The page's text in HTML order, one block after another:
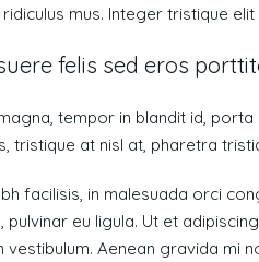
mus. Integer tristique
felis sed eros
tempor in blandit id,
tristique at nisl at, pharetra
facilisis, in malesuada orci
pulvinar eu ligula. Ut et
Aenean gravida mi